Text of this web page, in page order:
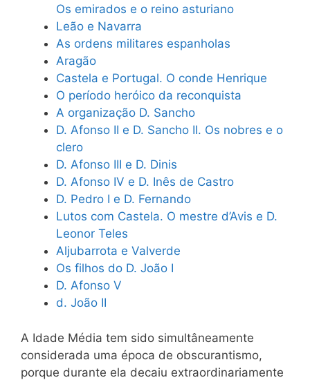
Os emirados e o reino asturiano
Leão e Navarra
As ordens militares espanholas
Aragão
Castela e Portugal. O conde Henrique
O período heróico da reconquista
A organização D. Sancho
D. Afonso II e D. Sancho II. Os nobres e o
clero
D. Afonso III e D. Dinis
D. Afonso IV e D. Inês de Castro
D. Pedro I e D. Fernando
Lutos com Castela. O mestre d’Avis e D.
Leonor Teles
Aljubarrota e Valverde
Os filhos do D. João I
D. Afonso V
d. João II
A Idade Média tem sido simultâneamente
considerada uma época de obscurantismo,
porque durante ela decaiu extraordinariamente